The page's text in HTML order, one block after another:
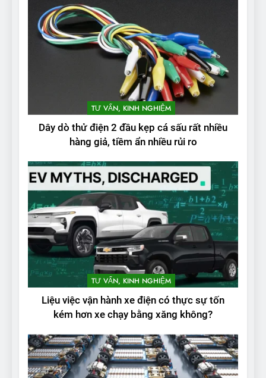
TƯ VẤN, KINH NGHIỆM
Dây dò thử điện 2 đầu kẹp cá sấu rất nhiều
hàng giả, tiềm ẩn nhiều rủi ro
TƯ VẤN, KINH NGHIỆM
Liệu việc vận hành xe điện có thực sự tốn
kém hơn xe chạy bằng xăng không?
2
Test quãng đường thực tế
bố từ nhà sản xuất
THỬ NGHIỆM PHẠM VI PIN
3
Thử nghiệm phạm vi thực tế
của Tesla Model 3 LR 2024